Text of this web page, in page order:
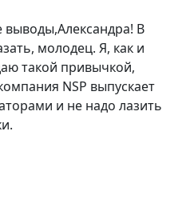
В
молодец. Я, как и
такой привычкой,
NSP выпускает
и не надо лазить